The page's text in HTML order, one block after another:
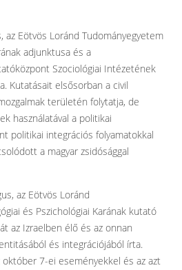
az Eötvös Loránd Tudományegyetem
adjunktusa és a
Szociológiai Intézetének
Kutatásait elsősorban a civil
területén folytatja, de
használatával a politikai
politikai integrációs folyamatokkal
a magyar zsidósággal
az Eötvös Loránd
és Pszichológiai Karának kutató
az Izraelben élő és az onnan
és integrációjából írta.
7-ei eseményekkel és az azt